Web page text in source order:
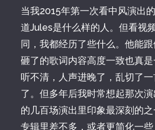
当我2015年第一次看中风演出
道Jules是什么样的人。但看视
同，我都经历了些什么。他能
砸了的歌词内容高度一致也真
听不清，人声进晚了，乱切了
了。但多年后我时常想起那次
的几百场演出里印象最深刻的
专辑里差不多，或者更简化一